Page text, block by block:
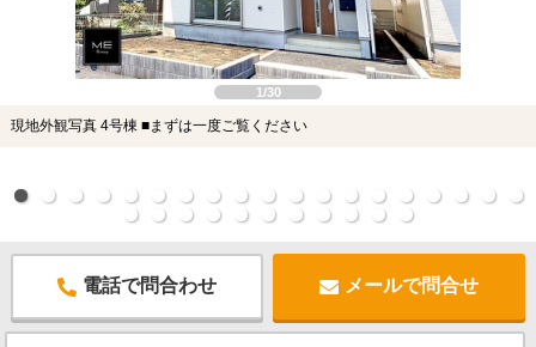
1/30
現地外観写真 4号棟 ■まずは一度ご覧ください
電話で問合わせ メールで問合せ